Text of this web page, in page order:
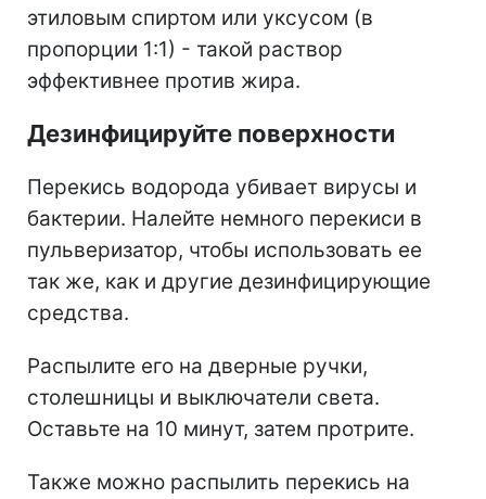
этиловым спиртом или уксусом (в
пропорции 1:1) - такой раствор
эффективнее против жира.
Дезинфицируйте поверхности
Перекись водорода убивает вирусы и
бактерии. Налейте немного перекиси в
пульверизатор, чтобы использовать ее
так же, как и другие дезинфицирующие
средства.
Распылите его на дверные ручки,
столешницы и выключатели света.
Оставьте на 10 минут, затем протрите.
Также можно распылить перекись на